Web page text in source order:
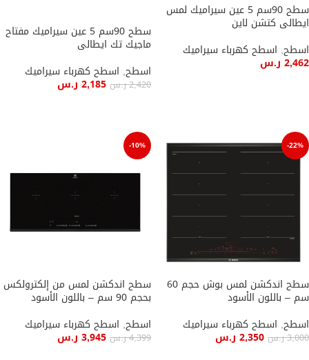
سطح 90سم 5 عين سيراميك لمس
ايطالى كتشن لاين
اسطح, اسطح كهرباء سيراميك
2,462 ر.س
سطح 90سم 5 عين سيراميك مفتاح
ماجيك تك ايطالى
اسطح, اسطح كهرباء سيراميك
2,420ر.س 2,185 ر.س
-22%
سطح اندكشن لمس بوش حجم 60
سم – باللون الأسود
اسطح, اسطح كهرباء سيراميك
3,000ر.س 2,350 ر.س
-10%
سطح اندكشن لمس من إلكترولكس
بحجم 90 سم – باللون الأسود
اسطح, اسطح كهرباء سيراميك
4,399ر.س 3,945 ر.س